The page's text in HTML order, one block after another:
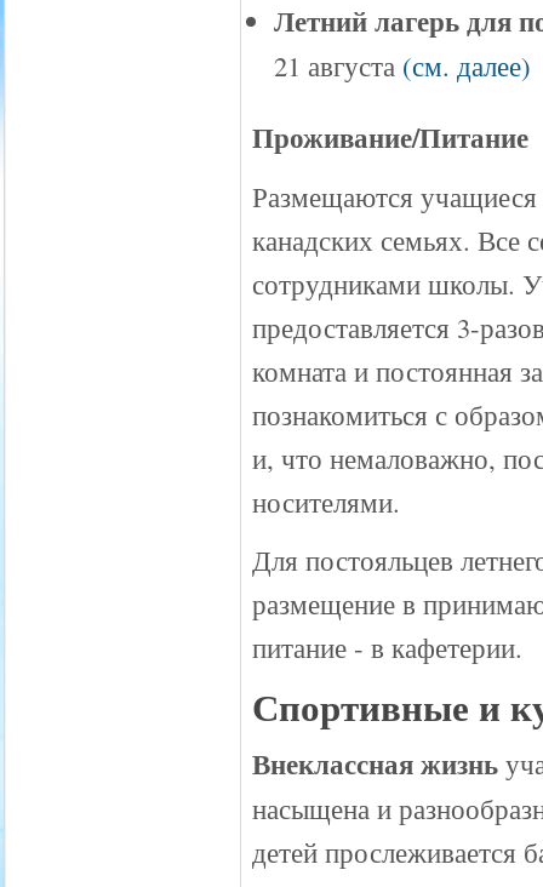
Летний лагерь для
21 августа (см. далее)
Проживание/Питание
Размещаются
канадских семьях. Все
сотрудниками школы.
предоставляется 3-
комната и постоянная
познакомиться с
и, что немаловажно,
носителями.
Для постояльцев
размещение в
питание - в кафетерии.
Спортивные и
Внеклассная жизнь
насыщена и
детей прослеживается